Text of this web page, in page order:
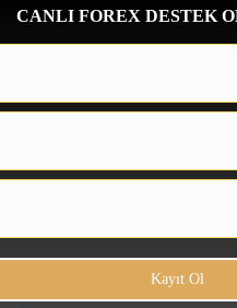
CANLI FOREX DESTEK